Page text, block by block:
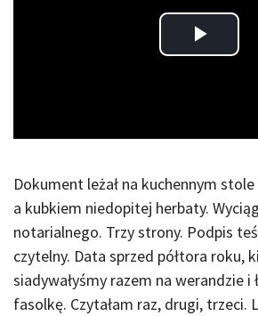
Play
Dokument leżał na kuchennym
a kubkiem niedopitej herbaty.
notarialnego. Trzy strony. Podpis
czytelny. Data sprzed półtora roku,
siadywałyśmy razem na werandzie i
fasolkę. Czytałam raz, drugi, trzeci.